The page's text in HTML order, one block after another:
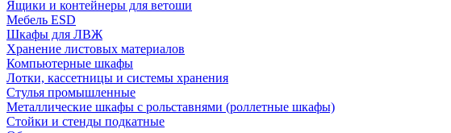
Ящики и контейнеры для ветоши
Мебель ESD
Шкафы для ЛВЖ
Хранение листовых материалов
Компьютерные шкафы
Лотки, кассетницы и системы хранения
Стулья промышленные
Металлические шкафы с рольставнями (роллетные шкафы)
Стойки и стенды подкатные